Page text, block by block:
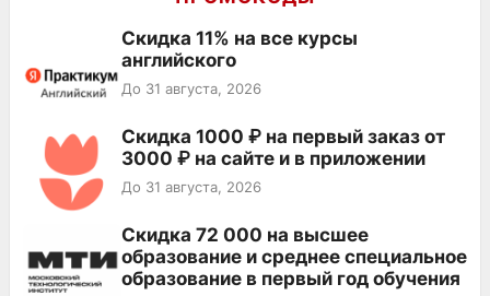
Скидка 11% на все курсы
английского
До 31 августа, 2026
Скидка 1000 ₽ на первый заказ от
3000 ₽ на сайте и в приложении
До 31 августа, 2026
Скидка 72 000 на высшее
образование и среднее специальное
образование в первый год обучения